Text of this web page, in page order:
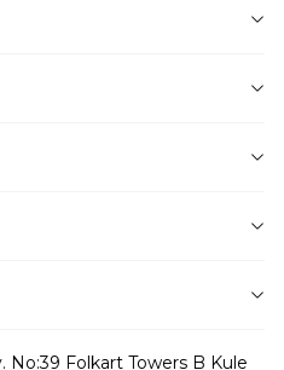
No:39 Folkart Towers B Kule